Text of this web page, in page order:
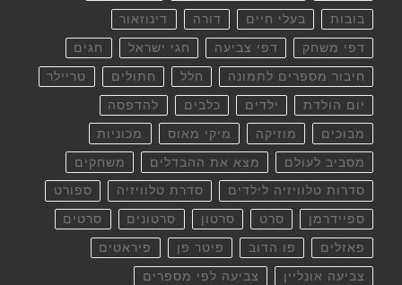
בובות בעלי חיים דורה דינוזאור
דפי משחק דפי צביעה חגי ישראל חגים
חיבור מספרים לתמונה חלל חתולים טריילר
יום הולדת ילדים כלבים להדפסה
מבוכים מוזיקה מיקי מאוס מכוניות
מסביב לעולם מצא את ההבדלים משחקים
סדרות טלוויזיה לילדים סדרת טלוויזיה ספורט
ספיידרמן סרט סרטון סרטונים סרטים
פאזלים פו הדוב פיטר פן פיראטים
צביעה אונליין צביעה לפי מספרים